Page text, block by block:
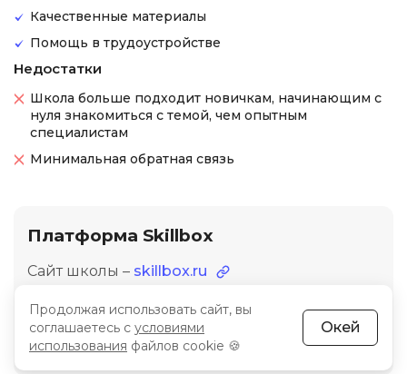
Качественные материалы
Помощь в трудоустройстве
Недостатки
Школа больше подходит новичкам, начинающим с
нуля знакомиться с темой, чем опытным
специалистам
Минимальная обратная связь
Платформа Skillbox
Сайт школы – skillbox.ru
Рейтинг 3.7
(5 отзывов о Skillbox)
Продолжая использовать сайт, вы
соглашаетесь с условиями
использования файлов cookie 🍪
Окей